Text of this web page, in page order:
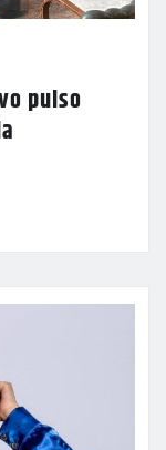
pulso